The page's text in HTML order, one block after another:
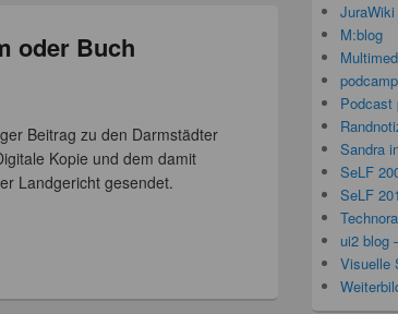
oder Buch
Beitrag zu den Darmstädter
Kopie und dem damit
Landgericht gesendet.
JuraWiki
M:blog
Podcast
Sandra
SeLF
SeLF
ui2 blog
Visuelle